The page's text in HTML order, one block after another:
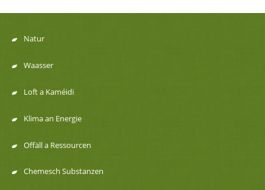
Menu
de
navigation
Natur
Waasser
Loft a Kaméidi
Klima an Energie
Offäll a Ressourcen
Chemesch Substanzen